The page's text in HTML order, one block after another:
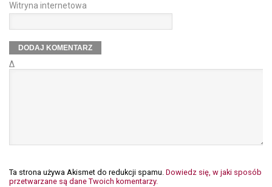
Witryna internetowa
Δ
Ta strona używa Akismet do redukcji spamu. Dowiedz się, w jaki sposób
przetwarzane są dane Twoich komentarzy.